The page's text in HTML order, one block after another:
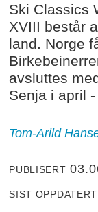
Ski Classics
XVIII består
land. Norge
avsluttes
Senja i april
Tom-Arild
PUBLISERT
SIST OPPDATERT